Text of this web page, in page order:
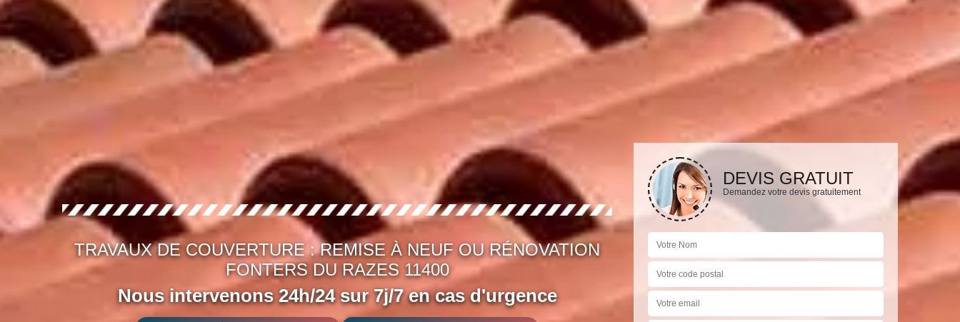
TRAVAUX DE COUVERTURE : REMISE À NEUF OU RÉNOVATION
FONTERS DU RAZES 11400
Nous intervenons 24h/24 sur 7j/7 en cas d'urgence
DEVIS GRATUIT
Demandez votre devis gratuitement